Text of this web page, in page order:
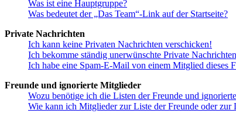
Was ist eine Hauptgruppe?
Was bedeutet der „Das Team“-Link auf der Startseite?
Private Nachrichten
Ich kann keine Privaten Nachrichten verschicken!
Ich bekomme ständig unerwünschte Private
Ich habe eine Spam-E-Mail von einem Mitglied dieses
Freunde und ignorierte Mitglieder
Wozu benötige ich die Listen der Freunde und
Wie kann ich Mitglieder zur Liste der Freunde oder